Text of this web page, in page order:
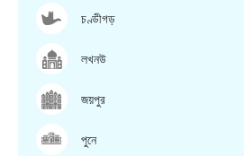
চণ্ডীগড়
লখনউ
জয়পুর
পুনে